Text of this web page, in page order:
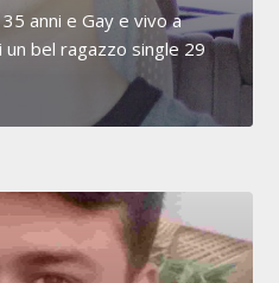
anni e Gay e vivo a
un bel ragazzo single 29